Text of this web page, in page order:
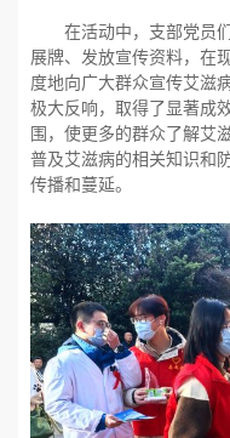
在活动中， 支部党员
展牌、发放宣传资料，在
度地向广大群众宣传艾滋
极大反响，取得了显著成
围，使更多的群众了解艾
普及艾滋病的相关知识和
传播和蔓延。